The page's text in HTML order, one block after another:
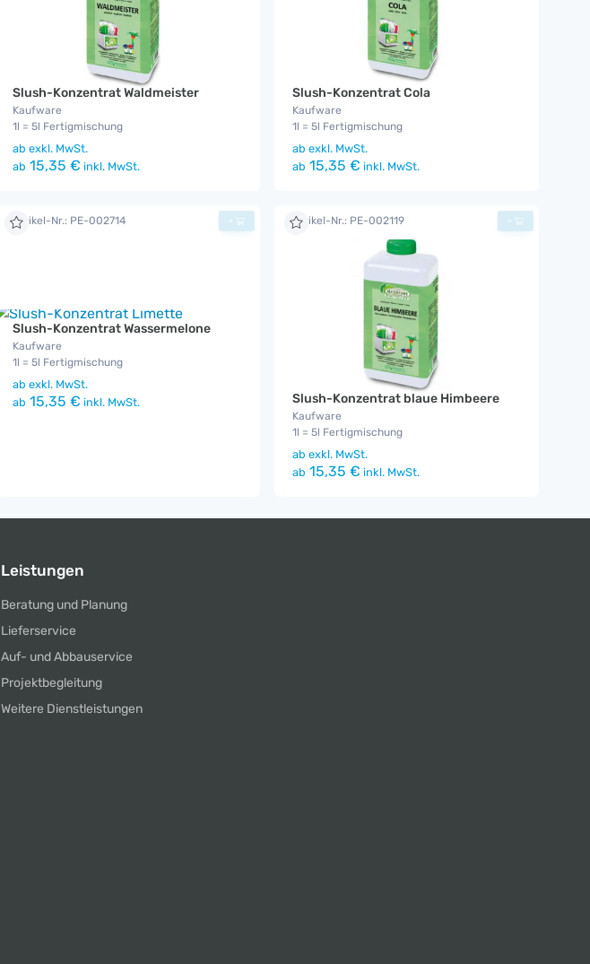
Slush-Konzentrat Waldmeister
Kaufware
1l = 5l Fertigmischung
ab exkl. MwSt.
ab 15,35 € inkl. MwSt.
Slush-Konzentrat Cola
Kaufware
1l = 5l Fertigmischung
ab exkl. MwSt.
ab 15,35 € inkl. MwSt.
Artikel-Nr.: PE-002714
Slush-Konzentrat Wassermelone
Kaufware
1l = 5l Fertigmischung
ab exkl. MwSt.
ab 15,35 € inkl. MwSt.
+ Artikel-Nr.: PE-002119
Slush-Konzentrat blaue Himbeere
Kaufware
1l = 5l Fertigmischung
ab exkl. MwSt.
ab 15,35 € inkl. MwSt.
+
Leistungen
Beratung und Planung
Lieferservice
Auf- und Abbauservice
Projektbegleitung
Weitere Dienstleistungen